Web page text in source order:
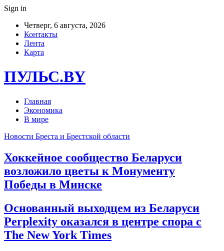
Sign in
Четверг, 6 августа, 2026
Контакты
Лента
Карта
ПУЛЬС.BY
Главная
Экономика
В мире
Новости Бреста и Брестской области
Хоккейное сообщество Беларуси
возложило цветы к Монументу
Победы в Минске
Основанный выходцем из Беларуси
Perplexity оказался в центре спора с
The New York Times